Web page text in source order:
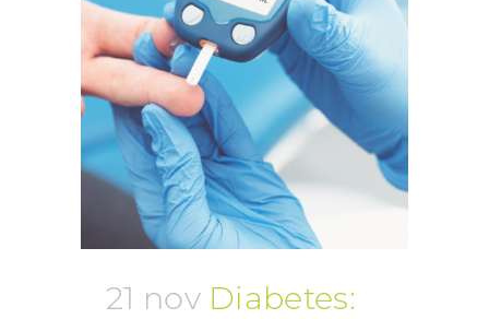
21 nov Diabetes: